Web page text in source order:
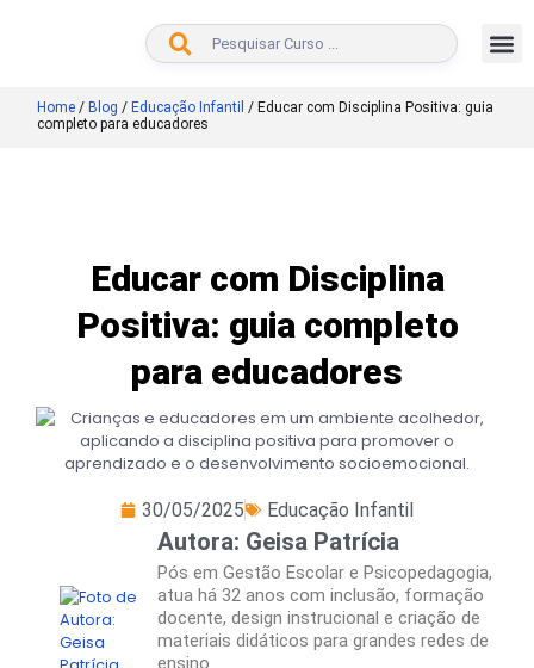
BUSCAR
Home / Blog / Educação Infantil / Educar com Disciplina Positiva: guia
completo para educadores
Educar com Disciplina
Positiva: guia completo
para educadores
30/05/2025 Educação Infantil
Autora: Geisa Patrícia
Pós em Gestão Escolar e Psicopedagogia,
atua há 32 anos com inclusão, formação
docente, design instrucional e criação de
materiais didáticos para grandes redes de
ensino.